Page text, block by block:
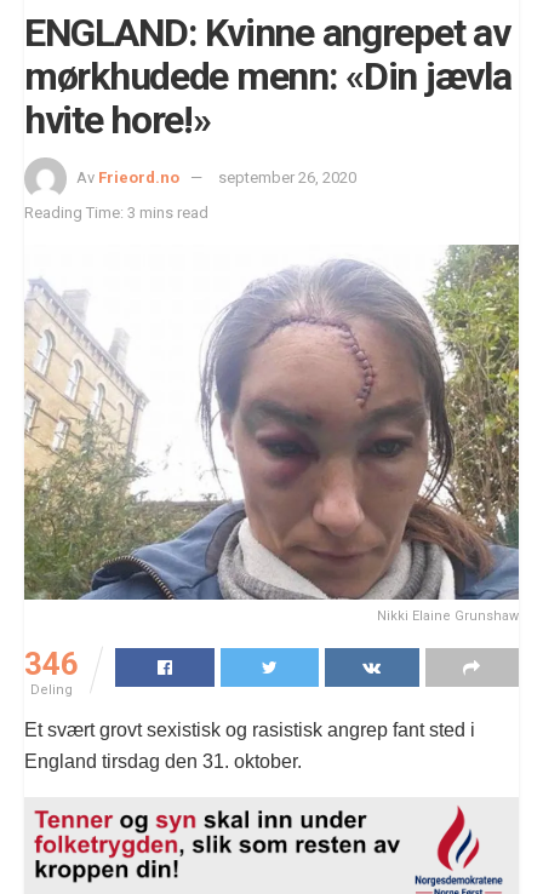
ENGLAND: Kvinne angrepet av
mørkhudede menn: «Din jævla
hvite hore!»
Av Frieord.no
september 26, 2020
Reading Time: 3 mins read
Nikki Elaine Grunshaw
346
Deling
Et svært grovt sexistisk og rasistisk angrep fant sted i
England tirsdag den 31. oktober.